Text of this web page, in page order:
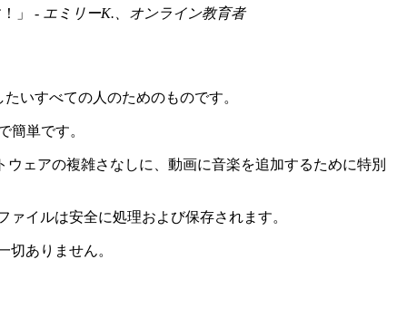
」 - エミリーK.、オンライン教育者
いすべての人のためのものです。
簡単です。
ェアの複雑さなしに、動画に音楽を追加するために特別
イルは安全に処理および保存されます。
切ありません。